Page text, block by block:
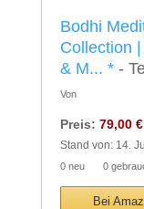
Bodhi
Collection
& M... *-
Von
Preis: 79,00 €
Stand von: 14.
0 neu 0
Bei